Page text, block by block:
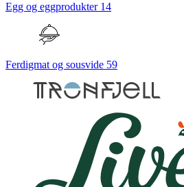
Egg og eggprodukter 14
Ferdigmat og sousvide 59